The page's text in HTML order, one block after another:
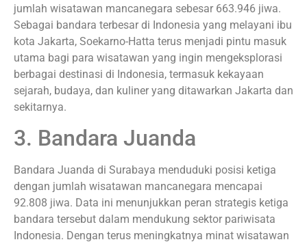
jumlah wisatawan mancanegara sebesar 663.946 jiwa.
Sebagai bandara terbesar di Indonesia yang melayani ibu
kota Jakarta, Soekarno-Hatta terus menjadi pintu masuk
utama bagi para wisatawan yang ingin mengeksplorasi
berbagai destinasi di Indonesia, termasuk kekayaan
sejarah, budaya, dan kuliner yang ditawarkan Jakarta dan
sekitarnya.
3. Bandara Juanda
Bandara Juanda di Surabaya menduduki posisi ketiga
dengan jumlah wisatawan mancanegara mencapai
92.808 jiwa. Data ini menunjukkan peran strategis ketiga
bandara tersebut dalam mendukung sektor pariwisata
Indonesia. Dengan terus meningkatnya minat wisatawan